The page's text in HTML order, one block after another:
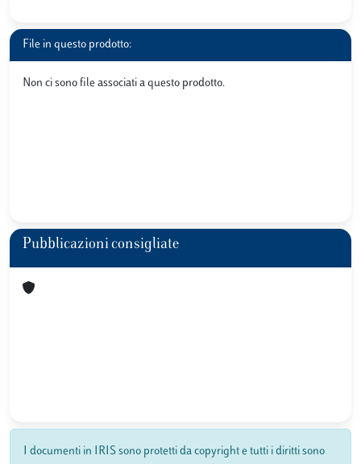
File in questo prodotto:
Non ci sono file associati a questo prodotto.
Pubblicazioni consigliate
I documenti in IRIS sono protetti da copyright e tutti i diritti sono